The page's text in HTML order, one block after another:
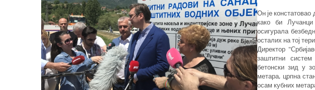
Он је констатовао
како би
осигурала
осталих на тој
Директор
заштитни
бетонски зид у
метара, црпна
осам кубних